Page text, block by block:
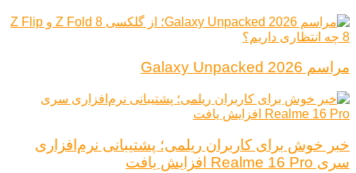
مراسم Galaxy Unpacked 2026
خبر خوش برای کاربران ریلمی؛ پشتیبانی نرم‌افزاری
سری Realme 16 Pro افزایش یافت